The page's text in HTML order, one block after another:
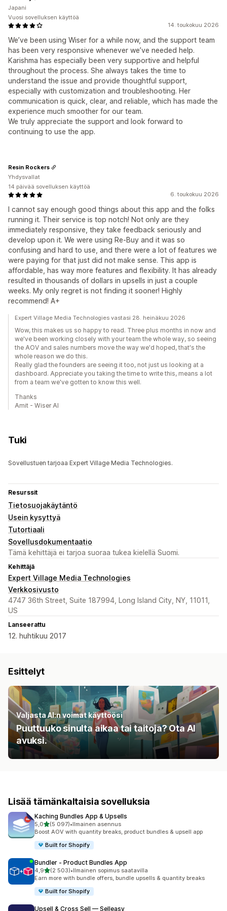
14. toukokuu 2026
We’ve been using Wiser for a while now, and the support team
has been very responsive whenever we’ve needed help.
Karishma has especially been very supportive and helpful
throughout the process. She always takes the time to
understand the issue and provide thoughtful support,
especially with customization and troubleshooting. Her
communication is quick, clear, and reliable, which has made the
experience much smoother for our team.
We truly appreciate the support and look forward to
continuing to use the app.
Japani
Vuosi sovelluksen käyttöä
6. toukokuu 2026
I cannot say enough good things about this app and the folks
running it. Their service is top notch! Not only are they
immediately responsive, they take feedback seriously and
develop upon it. We were using Re-Buy and it was so
confusing and hard to use, and there were a lot of features we
were paying for that just did not make sense. This app is
affordable, has way more features and flexibility. It has already
resulted in thousands of dollars in upsells in just a couple
weeks. My only regret is not finding it sooner! Highly
recommend! A+
Resin Rockers
Yhdysvallat
14 päivää sovelluksen käyttöä
Expert Village Media Technologies vastasi 28. heinäkuu 2026
Wow, this makes us so happy to read. Three plus months in now and
we've been working closely with your team the whole way, so seeing
the AOV and sales numbers move the way we'd hoped, that's the
whole reason we do this.
Really glad the founders are seeing it too, not just us looking at a
dashboard. Appreciate you taking the time to write this, means a lot
from a team we've gotten to know this well.
Thanks
Amit - Wiser AI
Tuki
Sovellustuen tarjoaa Expert Village Media Technologies.
Resurssit
Tietosuojakäytäntö
Usein kysyttyä
Tutortiaali
Sovellusdokumentaatio
Tämä kehittäjä ei tarjoa suoraa tukea kielellä Suomi.
Kehittäjä
Expert Village Media Technologies
Verkkosivusto
4747 36th Street, Suite 187994, Long Island City, NY, 11011,
US
Lanseerattu
12. huhtikuu 2017
Esittelyt
Valjasta AI:n voimat käyttöösi
Puuttuuko sinulta aikaa tai taitoja? Ota AI
avuksi.
Lisää tämänkaltaisia sovelluksia
Kaching Bundles App & Upsells
5,0/ 5 tähteä
(5 097)
5097 arvostelua yhteensä
•Ilmainen asennus
Boost AOV with quantity breaks, product bundles & upsell app
Built for Shopify
Bundler ‑ Product Bundles App
4,9/ 5 tähteä
(2 503)
2503 arvostelua yhteensä
•Ilmainen sopimus saatavilla
Earn more with bundle offers, bundle upsells & quantity breaks
Built for Shopify
Upsell & Cross Sell — Selleasy